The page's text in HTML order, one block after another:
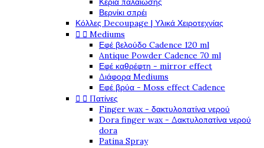
Βερνίκι σπρέι
Κόλλες Decoupage | Υλικά Χειροτεχνίας
  Mediums
Εφέ βελούδο Cadence 120 ml
Antique Powder Cadence 70 ml
Εφέ καθρέφτη - mirror effect
Διάφορα Mediums
Εφέ βρύα - Moss effect Cadence
  Πατίνες
Finger wax - δακτυλοπατίνα νερού
Dora finger wax - Δακτυλοπατίνα νερού
dora
Patina Spray